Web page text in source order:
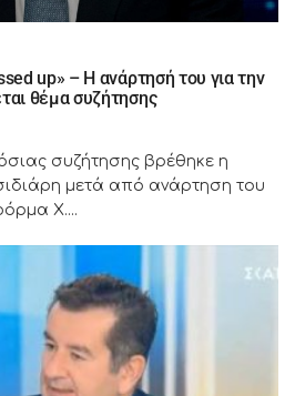
up» – Η ανάρτησή του για την
θέμα συζήτησης
συζήτησης βρέθηκε η
μετά από ανάρτηση του
X....